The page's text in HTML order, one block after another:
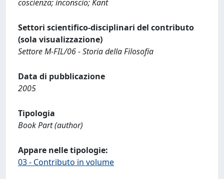
coscienza; inconscio; Kant
Settori scientifico-disciplinari del contributo
(sola visualizzazione)
Settore M-FIL/06 - Storia della Filosofia
Data di pubblicazione
2005
Tipologia
Book Part (author)
Appare nelle tipologie:
03 - Contributo in volume